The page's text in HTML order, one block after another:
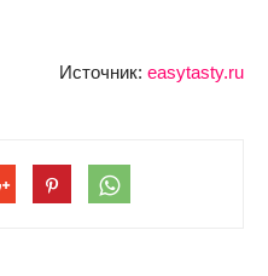
Источник: easytasty.ru